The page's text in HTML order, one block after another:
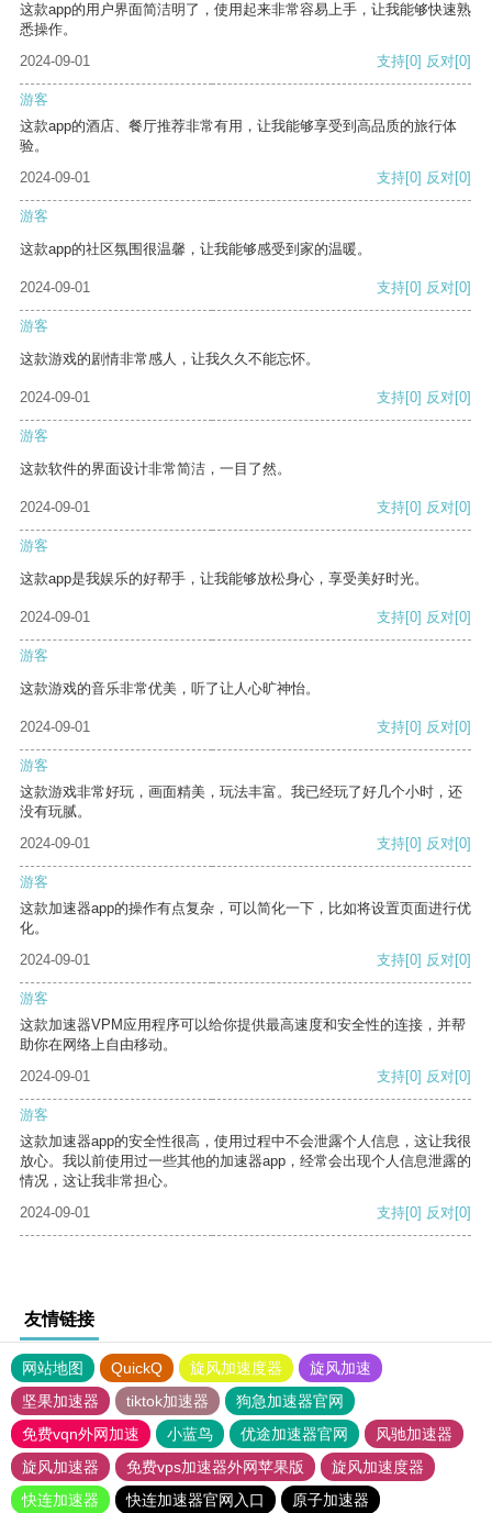
这款app的用户界面简洁明了，使用起来非常容易上手，让我能够快速熟
悉操作。
2024-09-01
支持[0] 反对[0]
游客
这款app的酒店、餐厅推荐非常有用，让我能够享受到高品质的旅行体
验。
2024-09-01
支持[0] 反对[0]
游客
这款app的社区氛围很温馨，让我能够感受到家的温暖。
2024-09-01 支持[0] 反对[0]
游客
这款游戏的剧情非常感人，让我久久不能忘怀。
2024-09-01 支持[0] 反对[0]
游客
这款软件的界面设计非常简洁，一目了然。
2024-09-01 支持[0] 反对[0]
游客
这款app是我娱乐的好帮手，让我能够放松身心，享受美好时光。
2024-09-01 支持[0] 反对[0]
游客
这款游戏的音乐非常优美，听了让人心旷神怡。
2024-09-01 支持[0] 反对[0]
游客
这款游戏非常好玩，画面精美，玩法丰富。我已经玩了好几个小时，还
没有玩腻。
2024-09-01
支持[0] 反对[0]
游客
这款加速器app的操作有点复杂，可以简化一下，比如将设置页面进行优
化。
2024-09-01
支持[0] 反对[0]
游客
这款加速器VPM应用程序可以给你提供最高速度和安全性的连接，并帮
助你在网络上自由移动。
2024-09-01
支持[0] 反对[0]
游客
这款加速器app的安全性很高，使用过程中不会泄露个人信息，这让我很
放心。我以前使用过一些其他的加速器app，经常会出现个人信息泄露的
情况，这让我非常担心。
2024-09-01
支持[0] 反对[0]
友情链接
网站地图 QuickQ 旋风加速度器
旋风加速
坚果加速器
tiktok加速器
狗急加速器官网
免费vqn外网加速
小蓝鸟 优途加速器官网
风驰加速器
旋风加速器
免费vps加速器外网苹果版
旋风加速度器
快连加速器
快连加速器官网入口 原子加速器